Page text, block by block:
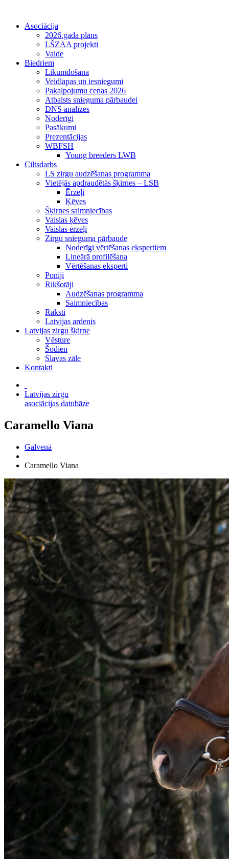
Asociācija
2026.gada plāns
LŠZAA projekti
Valde
Biedriem
Likumdošana
Veidlapas un iesniegumi
Pakalpojumu cenas 2026
Atbalsts snieguma pārbaudei
DNS analīzes
Noderīgi
Pasākumi
Prezentācijas
WBFSH
Young breeders LWB
Ciltsdarbs
LS zirgu audzēšanas programma
Vietējās apdraudētās šķirnes – LSB
Ērzeļi
Ķēves
Šķirnes saimniecības
Vaislas ķēves
Vaislas ērzeļi
Zirgu snieguma pārbaude
Noderīgi vērtēšanas ekspertiem
Lineārā profilēšana
Vērtēšanas eksperti
Poniji
Rikšotāji
Audzēšanas programma
Saimniecības
Raksti
Latvijas ardenis
Latvijas zirgu šķirne
Vēsture
Šodien
Slavas zāle
Kontakti
Latvijas zirgu
asociācijas datubāze
Caramello Viana
Galvenā
Caramello Viana